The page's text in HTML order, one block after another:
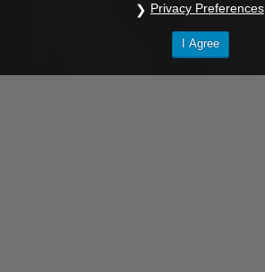
Privacy Preferences
I Agree